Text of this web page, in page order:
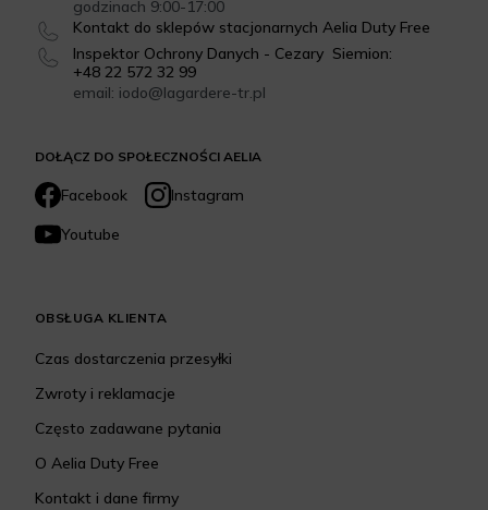
DOŁĄCZ DO SPOŁECZNOŚCI AELIA
Facebook
Instagram
Youtube
godzinach 9:00-17:00
Kontakt do sklepów stacjonarnych Aelia Duty Free
Inspektor Ochrony Danych - Cezary Siemion:
+48 22 572 32 99
email: iodo@lagardere-tr.pl
OBSŁUGA KLIENTA
Czas dostarczenia przesyłki
Zwroty i reklamacje
Często zadawane pytania
O Aelia Duty Free
Kontakt i dane firmy